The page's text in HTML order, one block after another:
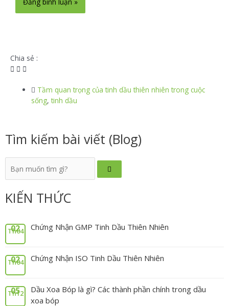
Chia sẻ :
Tầm quan trọng của tinh dầu thiên nhiên trong cuộc
sống,tinh dầu
Tìm kiếm bài viết (Blog)
KIẾN THỨC
02
Th04 Chứng Nhận GMP Tinh Dầu Thiên Nhiên
02
Th04 Chứng Nhận ISO Tinh Dầu Thiên Nhiên
05
Th12
Dầu Xoa Bóp là gì? Các thành phần chính trong dầu
xoa bóp